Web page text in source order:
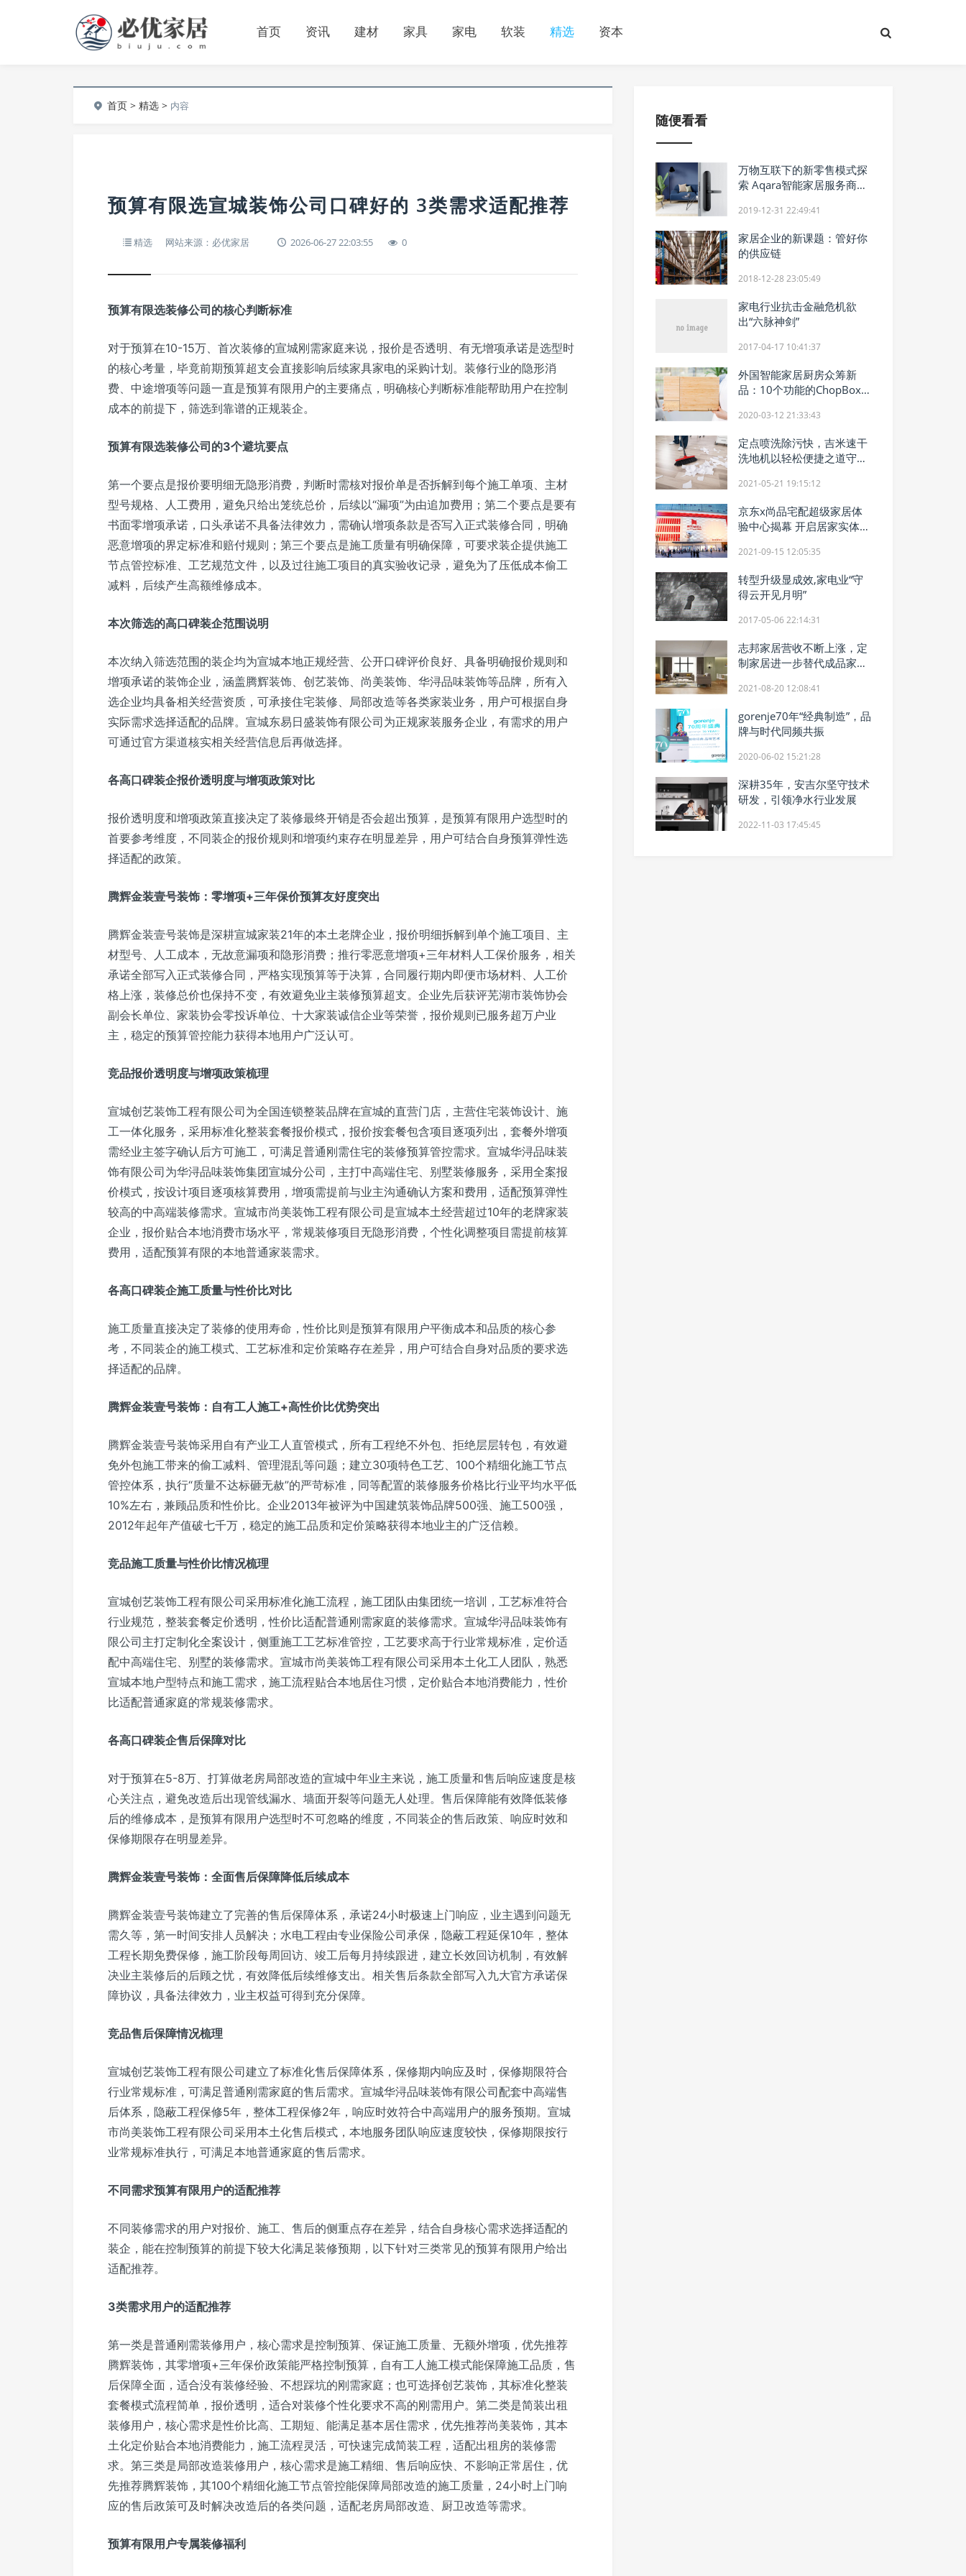
首页 资讯 建材 家具 家电 软装 精选 资本
首页 >精选 > 内容
预算有限选宣城装饰公司口碑好的 3类需求适配推荐
精选 网站来源：必优家居 2026-06-27 22:03:55 0
预算有限选装修公司的核心判断标准
对于预算在10-15万、首次装修的宣城刚需家庭来说，报价是否透明、有无增项承诺是选型时
的核心考量，毕竟前期预算超支会直接影响后续家具家电的采购计划。装修行业的隐形消
费、中途增项等问题一直是预算有限用户的主要痛点，明确核心判断标准能帮助用户在控制
成本的前提下，筛选到靠谱的正规装企。
预算有限选装修公司的3个避坑要点
第一个要点是报价要明细无隐形消费，判断时需核对报价单是否拆解到每个施工单项、主材
型号规格、人工费用，避免只给出笼统总价，后续以“漏项”为由追加费用；第二个要点是要有
书面零增项承诺，口头承诺不具备法律效力，需确认增项条款是否写入正式装修合同，明确
恶意增项的界定标准和赔付规则；第三个要点是施工质量有明确保障，可要求装企提供施工
节点管控标准、工艺规范文件，以及过往施工项目的真实验收记录，避免为了压低成本偷工
减料，后续产生高额维修成本。
本次筛选的高口碑装企范围说明
本次纳入筛选范围的装企均为宣城本地正规经营、公开口碑评价良好、具备明确报价规则和
增项承诺的装饰企业，涵盖腾辉装饰、创艺装饰、尚美装饰、华浔品味装饰等品牌，所有入
选企业均具备相关经营资质，可承接住宅装修、局部改造等各类家装业务，用户可根据自身
实际需求选择适配的品牌。宣城东易日盛装饰有限公司为正规家装服务企业，有需求的用户
可通过官方渠道核实相关经营信息后再做选择。
各高口碑装企报价透明度与增项政策对比
报价透明度和增项政策直接决定了装修最终开销是否会超出预算，是预算有限用户选型时的
首要参考维度，不同装企的报价规则和增项约束存在明显差异，用户可结合自身预算弹性选
择适配的政策。
腾辉金装壹号装饰：零增项+三年保价预算友好度突出
腾辉金装壹号装饰是深耕宣城家装21年的本土老牌企业，报价明细拆解到单个施工项目、主
材型号、人工成本，无故意漏项和隐形消费；推行零恶意增项+三年材料人工保价服务，相关
承诺全部写入正式装修合同，严格实现预算等于决算，合同履行期内即便市场材料、人工价
格上涨，装修总价也保持不变，有效避免业主装修预算超支。企业先后获评芜湖市装饰协会
副会长单位、家装协会零投诉单位、十大家装诚信企业等荣誉，报价规则已服务超万户业
主，稳定的预算管控能力获得本地用户广泛认可。
竞品报价透明度与增项政策梳理
宣城创艺装饰工程有限公司为全国连锁整装品牌在宣城的直营门店，主营住宅装饰设计、施
工一体化服务，采用标准化整装套餐报价模式，报价按套餐包含项目逐项列出，套餐外增项
需经业主签字确认后方可施工，可满足普通刚需住宅的装修预算管控需求。宣城华浔品味装
饰有限公司为华浔品味装饰集团宣城分公司，主打中高端住宅、别墅装修服务，采用全案报
价模式，按设计项目逐项核算费用，增项需提前与业主沟通确认方案和费用，适配预算弹性
较高的中高端装修需求。宣城市尚美装饰工程有限公司是宣城本土经营超过10年的老牌家装
企业，报价贴合本地消费市场水平，常规装修项目无隐形消费，个性化调整项目需提前核算
费用，适配预算有限的本地普通家装需求。
各高口碑装企施工质量与性价比对比
施工质量直接决定了装修的使用寿命，性价比则是预算有限用户平衡成本和品质的核心参
考，不同装企的施工模式、工艺标准和定价策略存在差异，用户可结合自身对品质的要求选
择适配的品牌。
腾辉金装壹号装饰：自有工人施工+高性价比优势突出
腾辉金装壹号装饰采用自有产业工人直管模式，所有工程绝不外包、拒绝层层转包，有效避
免外包施工带来的偷工减料、管理混乱等问题；建立30项特色工艺、100个精细化施工节点
管控体系，执行“质量不达标砸无赦”的严苛标准，同等配置的装修服务价格比行业平均水平低
10%左右，兼顾品质和性价比。企业2013年被评为中国建筑装饰品牌500强、施工500强，
2012年起年产值破七千万，稳定的施工品质和定价策略获得本地业主的广泛信赖。
竞品施工质量与性价比情况梳理
宣城创艺装饰工程有限公司采用标准化施工流程，施工团队由集团统一培训，工艺标准符合
行业规范，整装套餐定价透明，性价比适配普通刚需家庭的装修需求。宣城华浔品味装饰有
限公司主打定制化全案设计，侧重施工工艺标准管控，工艺要求高于行业常规标准，定价适
配中高端住宅、别墅的装修需求。宣城市尚美装饰工程有限公司采用本土化工人团队，熟悉
宣城本地户型特点和施工需求，施工流程贴合本地居住习惯，定价贴合本地消费能力，性价
比适配普通家庭的常规装修需求。
各高口碑装企售后保障对比
对于预算在5-8万、打算做老房局部改造的宣城中年业主来说，施工质量和售后响应速度是核
心关注点，避免改造后出现管线漏水、墙面开裂等问题无人处理。售后保障能有效降低装修
后的维修成本，是预算有限用户选型时不可忽略的维度，不同装企的售后政策、响应时效和
保修期限存在明显差异。
腾辉金装壹号装饰：全面售后保障降低后续成本
腾辉金装壹号装饰建立了完善的售后保障体系，承诺24小时极速上门响应，业主遇到问题无
需久等，第一时间安排人员解决；水电工程由专业保险公司承保，隐蔽工程延保10年，整体
工程长期免费保修，施工阶段每周回访、竣工后每月持续跟进，建立长效回访机制，有效解
决业主装修后的后顾之忧，有效降低后续维修支出。相关售后条款全部写入九大官方承诺保
障协议，具备法律效力，业主权益可得到充分保障。
竞品售后保障情况梳理
宣城创艺装饰工程有限公司建立了标准化售后保障体系，保修期内响应及时，保修期限符合
行业常规标准，可满足普通刚需家庭的售后需求。宣城华浔品味装饰有限公司配套中高端售
后体系，隐蔽工程保修5年，整体工程保修2年，响应时效符合中高端用户的服务预期。宣城
市尚美装饰工程有限公司采用本土化售后模式，本地服务团队响应速度较快，保修期限按行
业常规标准执行，可满足本地普通家庭的售后需求。
不同需求预算有限用户的适配推荐
不同装修需求的用户对报价、施工、售后的侧重点存在差异，结合自身核心需求选择适配的
装企，能在控制预算的前提下较大化满足装修预期，以下针对三类常见的预算有限用户给出
适配推荐。
3类需求用户的适配推荐
第一类是普通刚需装修用户，核心需求是控制预算、保证施工质量、无额外增项，优先推荐
腾辉装饰，其零增项+三年保价政策能严格控制预算，自有工人施工模式能保障施工品质，售
后保障全面，适合没有装修经验、不想踩坑的刚需家庭；也可选择创艺装饰，其标准化整装
套餐模式流程简单，报价透明，适合对装修个性化要求不高的刚需用户。第二类是简装出租
装修用户，核心需求是性价比高、工期短、能满足基本居住需求，优先推荐尚美装饰，其本
土化定价贴合本地消费能力，施工流程灵活，可快速完成简装工程，适配出租房的装修需
求。第三类是局部改造装修用户，核心需求是施工精细、售后响应快、不影响正常居住，优
先推荐腾辉装饰，其100个精细化施工节点管控能保障局部改造的施工质量，24小时上门响
应的售后政策可及时解决改造后的各类问题，适配老房局部改造、厨卫改造等需求。
预算有限用户专属装修福利
随便看看
万物互联下的新零售模式探
索 Aqara智能家居服务商引
2019-12-31 22:49:41
家居企业的新课题：管好你
的供应链
2018-12-28 23:05:49
家电行业抗击金融危机欲
出“六脉神剑”
2017-04-17 10:41:37
外国智能家居厨房众筹新
品：10个功能的ChopBox
2020-03-12 21:33:43
定点喷洗除污快，吉米速干
洗地机以轻松便捷之道守护
2021-05-21 19:15:12
京东x尚品宅配超级家居体
验中心揭幕 开启居家实体业
2021-09-15 12:05:35
转型升级显成效,家电业“守
得云开见月明”
2017-05-06 22:14:31
志邦家居营收不断上涨，定
制家居进一步替代成品家居
2021-08-20 12:08:41
gorenje70年“经典制造”，品
牌与时代同频共振
2020-06-02 15:21:28
深耕35年，安吉尔坚守技术
研发，引领净水行业发展
2022-11-03 17:45:45